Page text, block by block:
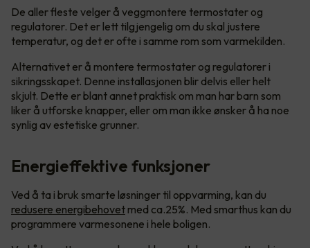
De aller fleste velger å veggmontere termostater og
regulatorer. Det er lett tilgjengelig om du skal justere
temperatur, og det er ofte i samme rom som varmekilden.
Alternativet er å montere termostater og regulatorer i
sikringsskapet. Denne installasjonen blir delvis eller helt
skjult. Dette er blant annet praktisk om man har barn som
liker å utforske knapper, eller om man ikke ønsker å ha noe
synlig av estetiske grunner.
Energieffektive funksjoner
Ved å ta i bruk smarte løsninger til oppvarming, kan du
redusere energibehovet med ca.25%. Med smarthus kan du
programmere varmesonene i hele boligen.